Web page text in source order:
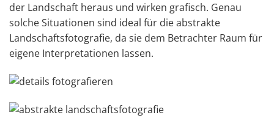
der Landschaft heraus und wirken grafisch. Genau
solche Situationen sind ideal für die abstrakte
Landschaftsfotografie, da sie dem Betrachter Raum für
eigene Interpretationen lassen.